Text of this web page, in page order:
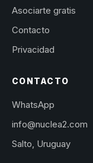
Asociarte gratis
Contacto
Privacidad
CONTACTO
WhatsApp
info@nuclea2.com
Salto, Uruguay